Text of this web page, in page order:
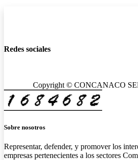
Redes sociales
Copyright © CONCANACO
Sobre nosotros
Representar, defender, y promover los
empresas pertenecientes a los sectores